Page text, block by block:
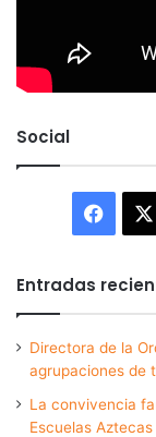
Social
Entradas
Directora de la
agrupaciones de
La convivencia
Escuelas Aztecas